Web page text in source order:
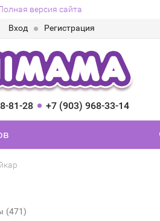
версия сайта
Вход
Регистрация
81-28 +7 (903) 968-33-14
(471)